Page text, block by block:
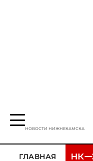
НОВОСТИ НИЖНЕКАМСКА
ГЛАВНАЯ